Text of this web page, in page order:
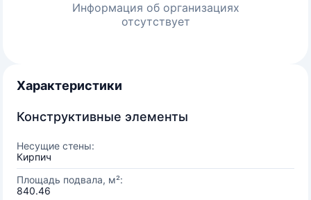
Информация об организациях
отсутствует
Характеристики
Конструктивные элементы
Несущие стены:
Кирпич
Площадь подвала, м²:
840.46